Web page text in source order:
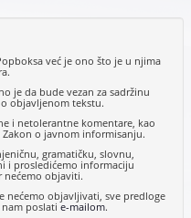
već je ono što je u njima
je da bude vezan za sadržinu
objavljenom tekstu.
i netolerantne komentare, kao
o javnom informisanju.
gramatičku, slovnu,
i prosledićemo informaciju
nećemo objaviti.
nećemo objavljivati, sve predloge
nam poslatie-mailom.